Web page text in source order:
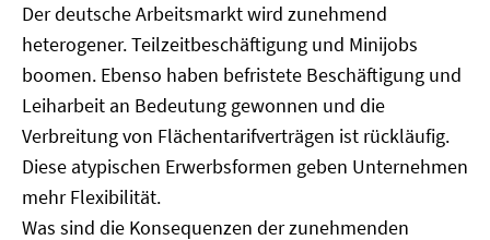
Der deutsche Arbeitsmarkt wird zunehmend
heterogener. Teilzeitbeschäftigung und Minijobs
boomen. Ebenso haben befristete Beschäftigung und
Leiharbeit an Bedeutung gewonnen und die
Verbreitung von Flächentarifverträgen ist rückläufig.
Diese atypischen Erwerbsformen geben Unternehmen
mehr Flexibilität.
Was sind die Konsequenzen der zunehmenden